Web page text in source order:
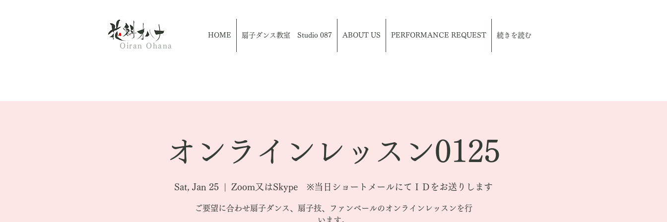
Oiran Ohana
HOME 扇子ダンス教室 Studio 087 ABOUT US PERFORMANCE REQUEST 続きを読む
オンラインレッスン0125
Sat, Jan 25 Zoom又はSkype ※当日ショートメールにてＩＤをお送りします
ご要望に合わせ扇子ダンス、扇子技、ファンベールのオンラインレッスンを行
います。